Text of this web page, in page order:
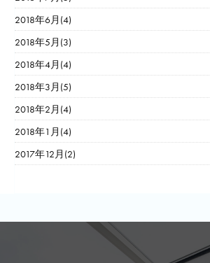
2018年6月(4)
2018年5月(3)
2018年4月(4)
2018年3月(5)
2018年2月(4)
2018年1月(4)
2017年12月(2)